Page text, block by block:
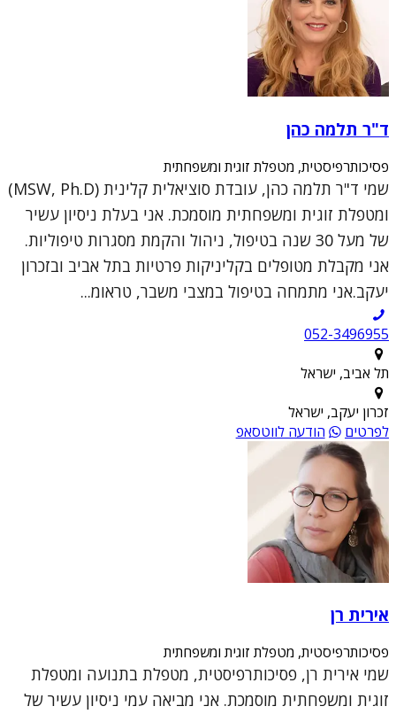
ד"ר תלמה כהן
פסיכותרפיסטית, מטפלת זוגית ומשפחתית
שמי ד"ר תלמה כהן, עובדת סוציאלית קלינית (MSW, Ph.D)
ומטפלת זוגית ומשפחתית מוסמכת. אני בעלת ניסיון עשיר
של מעל 30 שנה בטיפול, ניהול והקמת מסגרות טיפוליות.
אני מקבלת מטופלים בקליניקות פרטיות בתל אביב ובזכרון
יעקב.אני מתמחה בטיפול במצבי משבר, טראומ...
052-3496955
תל אביב, ישראל
זכרון יעקב, ישראל
לפרטים
הודעה לווטסאפ
אירית רן
פסיכותרפיסטית, מטפלת זוגית ומשפחתית
שמי אירית רן, פסיכותרפיסטית, מטפלת בתנועה ומטפלת
זוגית ומשפחתית מוסמכת. אני מביאה עמי ניסיון עשיר של